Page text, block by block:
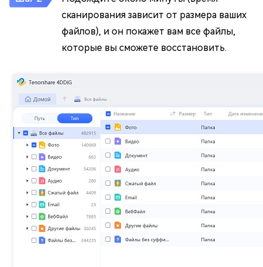
сканирования зависит от размера ваших
файлов), и он покажет вам все файлы,
которые вы сможете восстановить.